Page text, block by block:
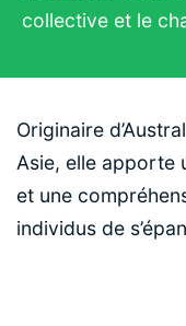
collective et le
Originaire
Asie, elle apporte
et une
individus de